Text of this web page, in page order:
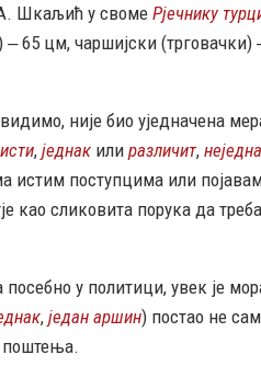
Шкаљић у своме Рјечнику
‒ 65 цм, чаршијски
није био уједначена
исти, једнак или различит,
поступцима или
као сликовита порука да
у политици, увек је
, један аршин) постао не
поштења.